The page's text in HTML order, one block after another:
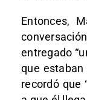
Entonces,
entregado
que estaban
recordó que